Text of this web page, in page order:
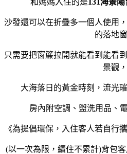
沙發還可以在折疊多一個人使用
的落地窗
只需要把窗簾拉開就能看到能看
景觀，
大海落日的黃金時刻，流光
房內附空調、盥洗用品、
《為提倡環保，入住客人若自行
(以一次為限，續住不累計)背包